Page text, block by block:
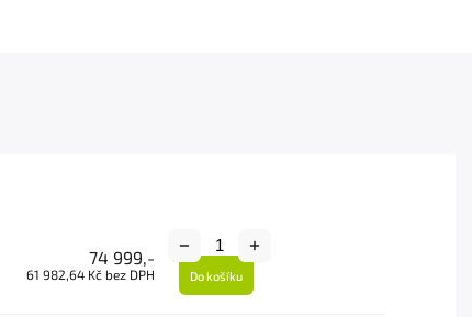
74 999,-
61 982,64 Kč bez DPH Do košíku